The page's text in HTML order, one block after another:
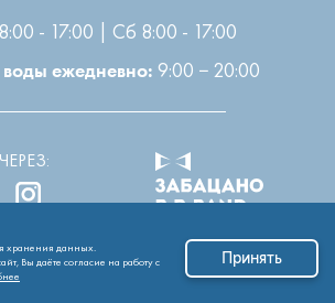
- 17:00 | Сб 8:00 - 17:00
воды ежедневно: 9:00 − 20:00
2004-2026 © ООО “Кристалл”
персональных данных
хранения данных.
Вы даёте согласие на работу с
Принять